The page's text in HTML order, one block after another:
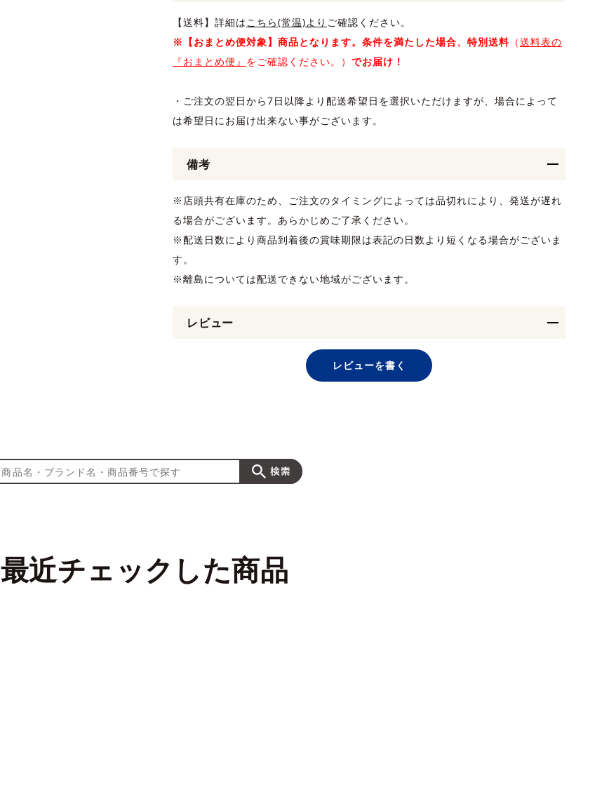
【送料】詳細はこちら(常温)より ご確認ください。
※【おまとめ便対象】商品となります。条件を満たした場合、特別送料 （送料表の
『おまとめ便』 をご確認ください。） でお届け！
・ご注文の翌日から7日以降より配送希望日を選択いただけますが、場合によって
は希望日にお届け出来ない事がございます。
備考
※店頭共有在庫のため、ご注文のタイミングによっては品切れにより、発送が遅れ
る場合がございます。あらかじめご了承ください。
※配送日数により商品到着後の賞味期限は表記の日数より短くなる場合がございま
す。
※離島については配送できない地域がございます。
レビュー
レビューを書く
最近チェックした商品